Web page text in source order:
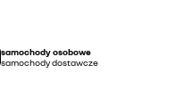
samochody osobowe
samochody dostawcze